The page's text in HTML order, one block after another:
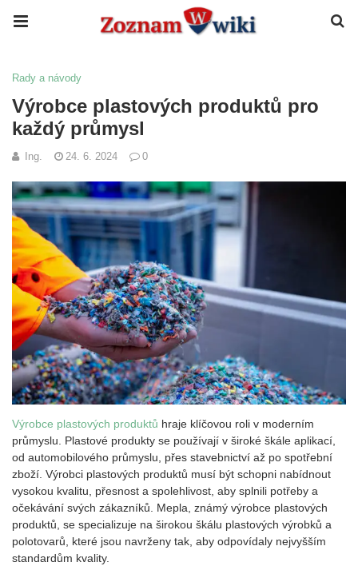
Rady a návody
Výrobce plastových produktů pro
každý průmysl
Ing. 24. 6. 2024 0
Výrobce plastových produktů hraje klíčovou roli v moderním
průmyslu. Plastové produkty se používají v široké škále aplikací,
od automobilového průmyslu, přes stavebnictví až po spotřební
zboží. Výrobci plastových produktů musí být schopni nabídnout
vysokou kvalitu, přesnost a spolehlivost, aby splnili potřeby a
očekávání svých zákazníků. Mepla, známý výrobce plastových
produktů, se specializuje na širokou škálu plastových výrobků a
polotovarů, které jsou navrženy tak, aby odpovídaly nejvyšším
standardům kvality.